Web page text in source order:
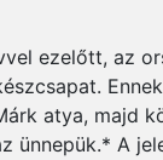
ezelőtt, az
atya, majd
ünnepük.* A